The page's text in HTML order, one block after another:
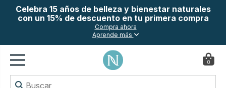
Celebra 15 años de belleza y bienestar naturales
con un 15% de descuento en tu primera compra
Compra ahora
Aprende más
0